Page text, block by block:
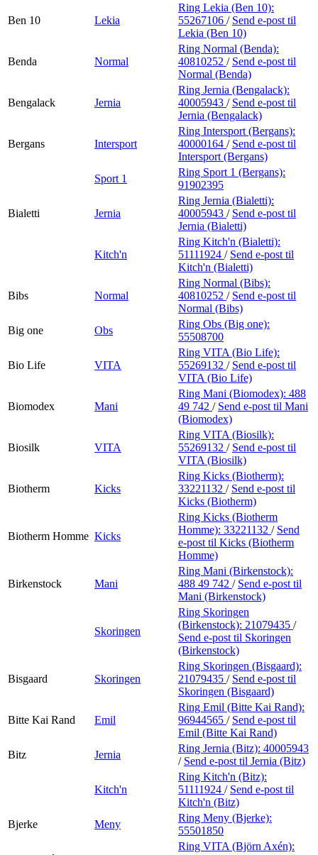
Ben 10 Lekia
Ring Lekia (Ben 10):
55267106 / Send e-post til
Lekia (Ben 10)
Benda Normal
Ring Normal (Benda):
40810252 / Send e-post til
Normal (Benda)
Bengalack Jernia
Ring Jernia (Bengalack):
40005943 / Send e-post til
Jernia (Bengalack)
Bergans Intersport
Ring Intersport (Bergans):
40000164 / Send e-post til
Intersport (Bergans)
Sport 1
Ring Sport 1 (Bergans):
91902395
Bialetti Jernia
Ring Jernia (Bialetti):
40005943 / Send e-post til
Jernia (Bialetti)
Kitch'n
Ring Kitch'n (Bialetti):
51111924 / Send e-post til
Kitch'n (Bialetti)
Bibs Normal
Ring Normal (Bibs):
40810252 / Send e-post til
Normal (Bibs)
Big one
Obs
Ring Obs (Big one):
55508700
Bio Life VITA
Ring VITA (Bio Life):
55269132 / Send e-post til
VITA (Bio Life)
Biomodex Mani
Ring Mani (Biomodex): 488
49 742 / Send e-post til Mani
(Biomodex)
Biosilk VITA
Ring VITA (Biosilk):
55269132 / Send e-post til
VITA (Biosilk)
Biotherm Kicks
Ring Kicks (Biotherm):
33221132 / Send e-post til
Kicks (Biotherm)
Biotherm Homme Kicks
Ring Kicks (Biotherm
Homme): 33221132 / Send
e-post til Kicks (Biotherm
Homme)
Birkenstock Mani
Ring Mani (Birkenstock):
488 49 742 / Send e-post til
Mani (Birkenstock)
Skoringen
Ring Skoringen
(Birkenstock): 21079435 /
Send e-post til Skoringen
(Birkenstock)
Bisgaard Skoringen
Ring Skoringen (Bisgaard):
21079435 / Send e-post til
Skoringen (Bisgaard)
Bitte Kai Rand Emil
Ring Emil (Bitte Kai Rand):
96944565 / Send e-post til
Emil (Bitte Kai Rand)
Bitz
Jernia
Ring Jernia (Bitz): 40005943
/ Send e-post til Jernia (Bitz)
Kitch'n
Ring Kitch'n (Bitz):
51111924 / Send e-post til
Kitch'n (Bitz)
Bjerke
Meny
Ring Meny (Bjerke):
55501850
Ring VITA (Björn Axén):